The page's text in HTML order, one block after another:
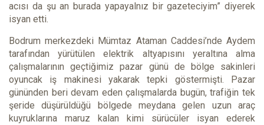
acısı da şu an burada yapayalnız bir gazeteciyim” diyerek
isyan etti.
Bodrum merkezdeki Mümtaz Ataman Caddesi’nde Aydem
tarafından yürütülen elektrik altyapısını yeraltına alma
çalışmalarının geçtiğimiz pazar günü de bölge sakinleri
oyuncak iş makinesi yakarak tepki göstermişti. Pazar
gününden beri devam eden çalışmalarda bugün, trafiğin tek
şeride düşürüldüğü bölgede meydana gelen uzun araç
kuyruklarına maruz kalan kimi sürücüler isyan ederek